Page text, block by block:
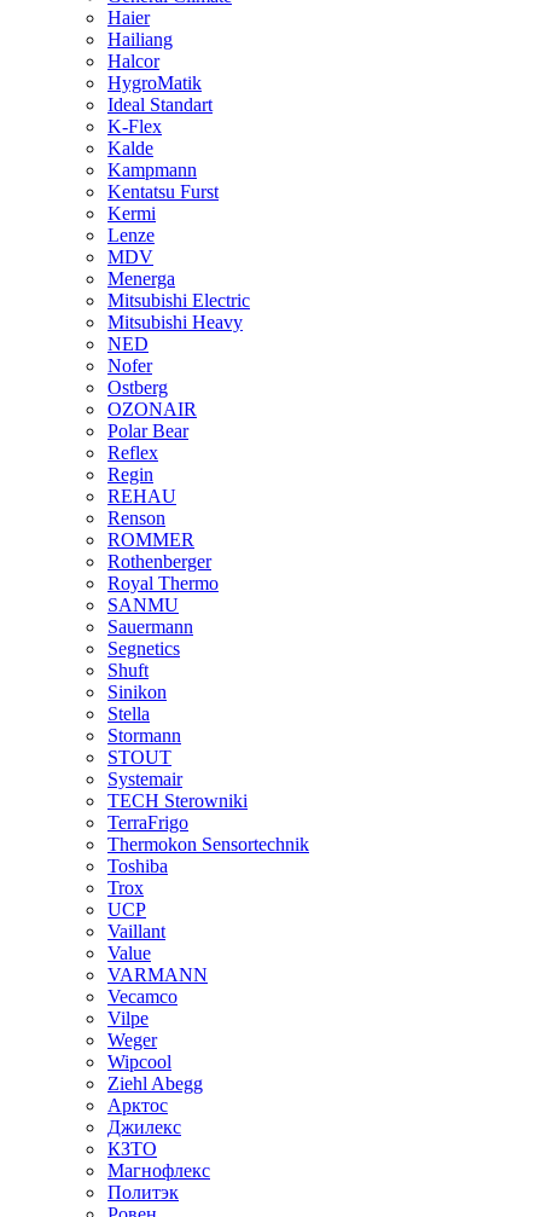
Haier
Hailiang
Halcor
HygroMatik
Ideal Standart
K-Flex
Kalde
Kampmann
Kentatsu Furst
Kermi
Lenze
MDV
Menerga
Mitsubishi Electric
Mitsubishi Heavy
NED
Nofer
Ostberg
OZONAIR
Polar Bear
Reflex
Regin
REHAU
Renson
ROMMER
Rothenberger
Royal Thermo
SANMU
Sauermann
Segnetics
Shuft
Sinikon
Stella
Stormann
STOUT
Systemair
TECH Sterowniki
TerraFrigo
Thermokon Sensortechnik
Toshiba
Trox
UCP
Vaillant
Value
VARMANN
Vecamco
Vilpe
Weger
Wipcool
Ziehl Abegg
Арктос
Джилекс
КЗТО
Магнофлекс
Политэк